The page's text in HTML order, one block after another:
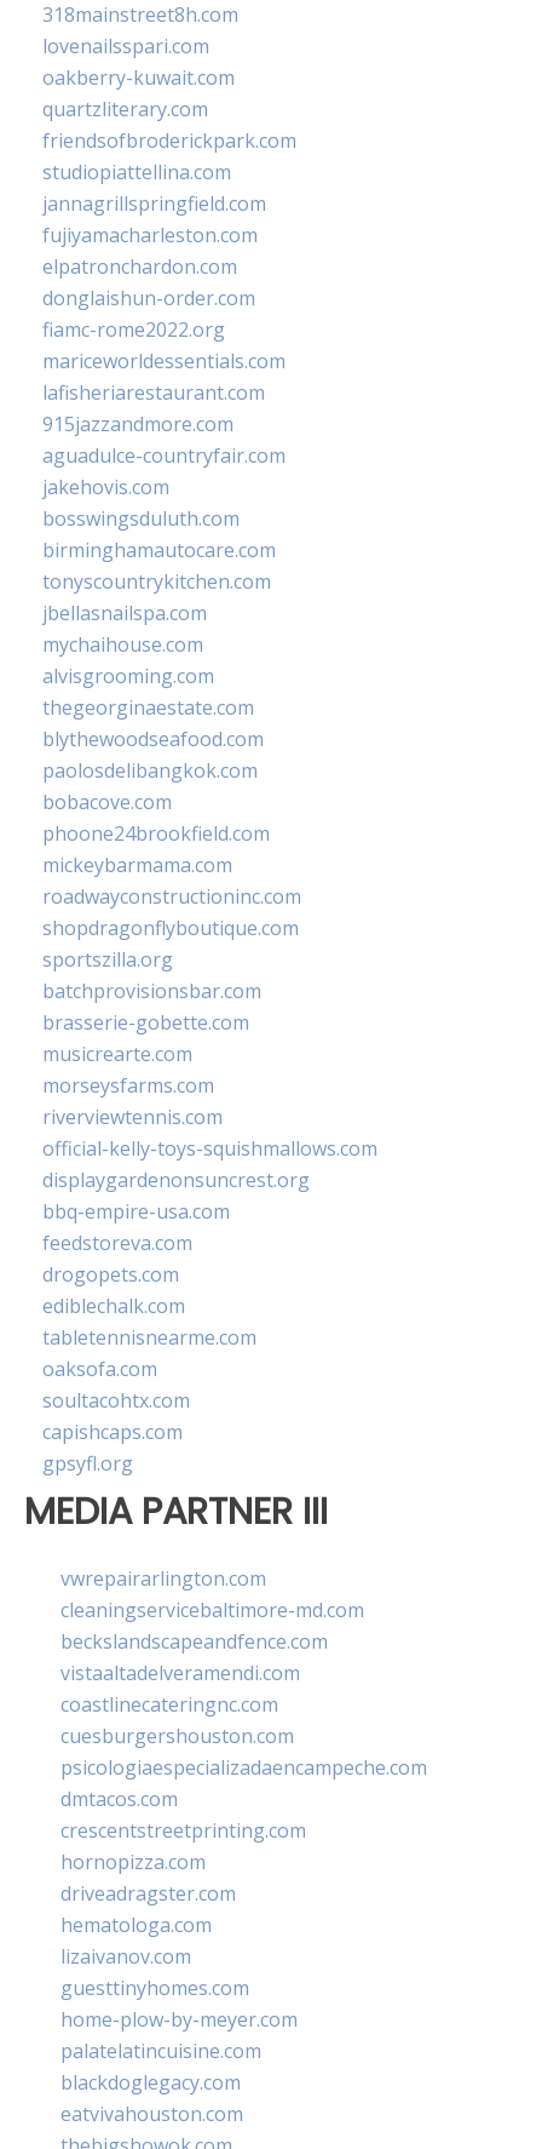
318mainstreet8h.com
lovenailsspari.com
oakberry-kuwait.com
quartzliterary.com
friendsofbroderickpark.com
studiopiattellina.com
jannagrillspringfield.com
fujiyamacharleston.com
elpatronchardon.com
donglaishun-order.com
fiamc-rome2022.org
mariceworldessentials.com
lafisheriarestaurant.com
915jazzandmore.com
aguadulce-countryfair.com
jakehovis.com
bosswingsduluth.com
birminghamautocare.com
tonyscountrykitchen.com
jbellasnailspa.com
mychaihouse.com
alvisgrooming.com
thegeorginaestate.com
blythewoodseafood.com
paolosdelibangkok.com
bobacove.com
phoone24brookfield.com
mickeybarmama.com
roadwayconstructioninc.com
shopdragonflyboutique.com
sportszilla.org
batchprovisionsbar.com
brasserie-gobette.com
musicrearte.com
morseysfarms.com
riverviewtennis.com
official-kelly-toys-squishmallows.com
displaygardenonsuncrest.org
bbq-empire-usa.com
feedstoreva.com
drogopets.com
ediblechalk.com
tabletennisnearme.com
oaksofa.com
soultacohtx.com
capishcaps.com
gpsyfl.org
MEDIA PARTNER III
vwrepairarlington.com
cleaningservicebaltimore-md.com
beckslandscapeandfence.com
vistaaltadelveramendi.com
coastlinecateringnc.com
cuesburgershouston.com
psicologiaespecializadaencampeche.com
dmtacos.com
crescentstreetprinting.com
hornopizza.com
driveadragster.com
hematologa.com
lizaivanov.com
guesttinyhomes.com
home-plow-by-meyer.com
palatelatincuisine.com
blackdoglegacy.com
eatvivahouston.com